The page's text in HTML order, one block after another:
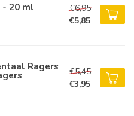
- 20 ml
€6,95
€5,85
Ragers
€5,45
€3,95